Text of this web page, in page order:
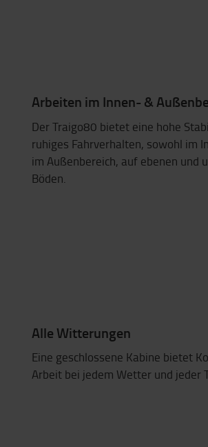
Arbeiten im Innen- &
Der Traigo80 bietet eine hohe
ruhiges Fahrverhalten, sowohl im
im Außenbereich, auf ebenen und
Böden.
Alle Witterungen
Eine geschlossene Kabine bietet
Arbeit bei jedem Wetter und jeder